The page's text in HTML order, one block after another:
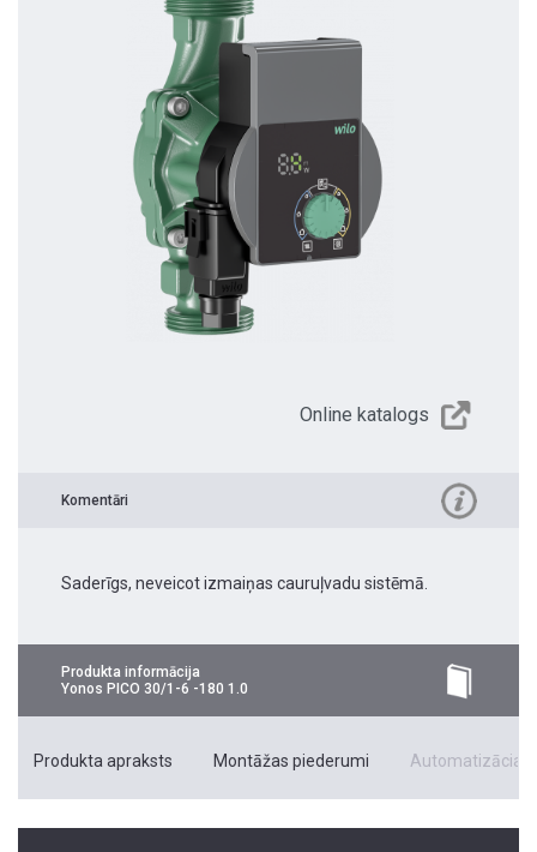
Online katalogs
Komentāri
Saderīgs, neveicot izmaiņas cauruļvadu sistēmā.
Produkta informācija
Yonos PICO 30/1-6 -180 1.0
Produkta apraksts Montāžas piederumi Automatizācias